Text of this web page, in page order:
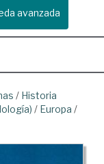
avanzada
/ Historia
/ Europa /